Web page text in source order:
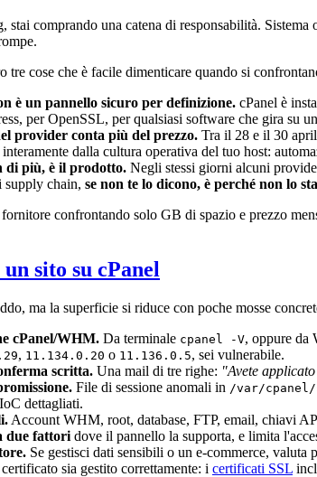
stai comprando una catena di responsabilità.
tre cose che è facile dimenticare quando si
è un pannello sicuro per definizione. cPanel è
per OpenSSL, per qualsiasi software che gira su
provider conta più del prezzo. Tra il 28 e il 30
dalla cultura operativa del tuo host:
di più, è il prodotto. Negli stessi giorni alcuni
supply chain, se non te lo dicono, è perché non lo
confrontando solo GB di spazio e prezzo
sito su cPanel
ma la superficie si riduce con poche mosse
cPanel/WHM. Da terminale cpanel -V, oppure da
, 11.134.0.20 o 11.136.0.5, sei vulnerabile.
scritta. Una mail di tre righe: "Avete
File di sessione anomali in /var/
dettagliati.
Account WHM, root, database, FTP, email, chiavi
due fattori dove il pannello la supporta, e limita
Se gestisci dati sensibili o un e-commerce, valuta
sia gestito correttamente: i certificati SSL